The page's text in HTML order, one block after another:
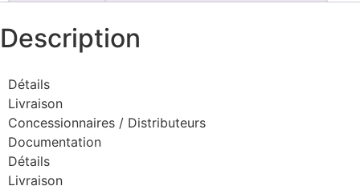
Description
Détails
Livraison
Concessionnaires / Distributeurs
Documentation
Détails
Livraison